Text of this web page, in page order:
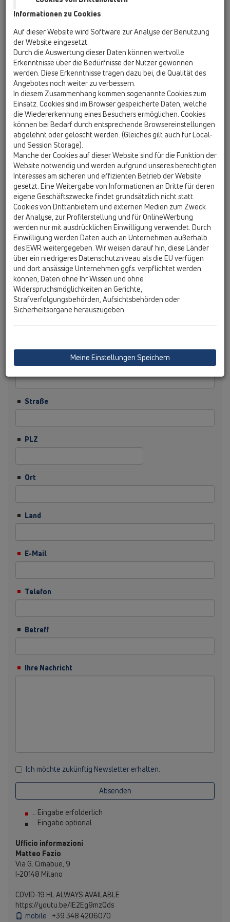
Macedonia
Moldavia
Portugal, Spain
Romania
Russia
Serbia, Montenegro
Slovakia, Belarus
Slovenia
Switzerland
Türkiye
Ukraine, Georgia
HL Italy
Anrede / Titel
Vorname
Nachname
Firma
Straße
PLZ
Ort
Land
E-Mail
Telefon
Betreff
Ihre Nachricht
Ich möchte zukünftig Newsletter erhalten.
Absenden
... Eingabe erfolderlich
... Eingabe optional
Ufficio informazioni
Matteo Fazio
Via G. Cimabue, 9
I-20148 Milano
COVID-19 HL ALWAYS AVAILABLE
https://youtu.be/IE2Eg9mzQds
mobile
+39 348 4206070
Informationen zu Cookies
Auf dieser Website wird Software zur Analyse der Benutzung
der Website eingesetzt.
Durch die Auswertung dieser Daten können wertvolle
Erkenntnisse über die Bedürfnisse der Nutzer gewonnen
werden. Diese Erkenntnisse tragen dazu bei, die Qualität des
Angebotes noch weiter zu verbessern.
In diesem Zusammenhang kommen sogenannte Cookies zum
Einsatz. Cookies sind im Browser gespeicherte Daten, welche
die Wiedererkennung eines Besuchers ermöglichen. Cookies
können bei Bedarf durch entsprechende Browsereinstellungen
abgelehnt oder gelöscht werden. (Gleiches gilt auch für Local-
und Session Storage).
Manche der Cookies auf dieser Website sind für die Funktion der
Website notwendig und werden aufgrund unseres berechtigten
Interesses am sicheren und effizienten Betrieb der Website
gesetzt. Eine Weitergabe von Informationen an Dritte für deren
eigene Geschäftszwecke findet grundsätzlich nicht statt.
Cookies von Drittanbietern und externen Medien zum Zweck
der Analyse, zur Profilerstellung und für OnlineWerbung
werden nur mit ausdrücklichen Einwilligung verwendet. Durch
Einwilligung werden Daten auch an Unternehmen außerhalb
des EWR weitergegeben. Wir weisen darauf hin, diese Länder
über ein niedrigeres Datenschutzniveau als die EU verfügen
und dort ansässige Unternehmen ggfs. verpflichtet werden
können, Daten ohne Ihr Wissen und ohne
Widerspruchsmöglichkeiten an Gerichte,
Strafverfolgungsbehörden, Aufsichtsbehörden oder
Sicherheitsorgane herauszugeben.
Meine Einstellungen Speichern